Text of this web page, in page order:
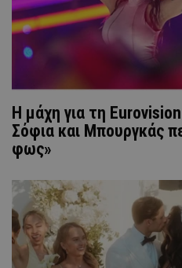
Η μάχη για τη
Σόφια και Μπουργκάς
φως»